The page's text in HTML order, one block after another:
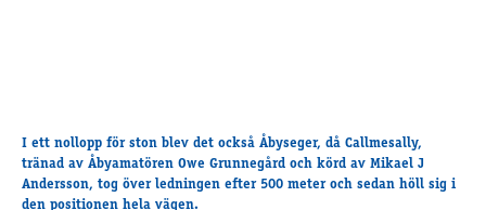
Kursutbud och Aktiviteter
Ungdoms­stipendium
I ett nollopp för ston blev det också Åbyseger, då Callmesally,
tränad av Åbyamatören Owe Grunnegård och körd av Mikael J
Andersson, tog över ledningen efter 500 meter och sedan höll sig i
den positionen hela vägen.